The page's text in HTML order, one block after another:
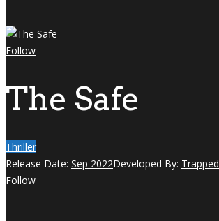
Follow
The Safe
Thriller
Release Date: Sep 2022Developed By: Trapped
Follow